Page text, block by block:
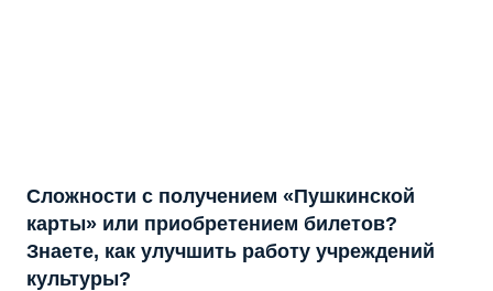
Сложности с получением «Пушкинской
карты» или приобретением билетов?
Знаете, как улучшить работу учреждений
культуры?